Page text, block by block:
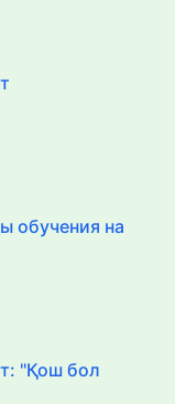
обучения на
"Қош бол